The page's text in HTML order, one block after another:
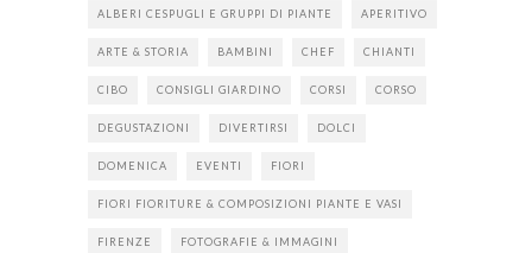
ALBERI CESPUGLI E GRUPPI DI PIANTE APERITIVO
ARTE & STORIA BAMBINI CHEF CHIANTI
CIBO CONSIGLI GIARDINO CORSI CORSO
DEGUSTAZIONI DIVERTIRSI DOLCI
DOMENICA EVENTI FIORI
FIORI FIORITURE & COMPOSIZIONI PIANTE E VASI
FIRENZE FOTOGRAFIE & IMMAGINI